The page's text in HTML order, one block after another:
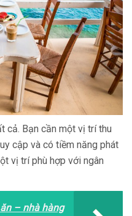
cả. Bạn cần một vị trí thu
cập và có tiềm năng phát
vị trí phù hợp với ngân
– nhà hàng